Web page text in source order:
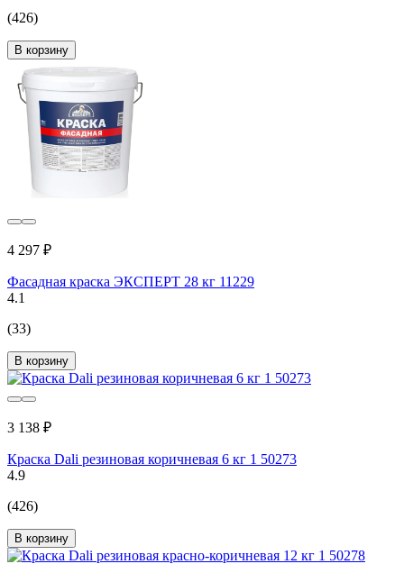
(426)
В корзину
4 297 ₽
Фасадная краска ЭКСПЕРТ 28 кг 11229
4.1
(33)
В корзину
3 138 ₽
Краска Dali резиновая коричневая 6 кг 1 50273
4.9
(426)
В корзину